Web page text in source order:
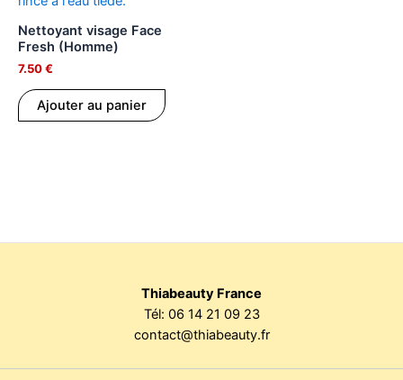
Nettoyant visage Face
Fresh (Homme)
7.50€
Ajouter au panier
Thiabeauty France
Tél: 06 14 21 09 23
contact@thiabeauty.fr